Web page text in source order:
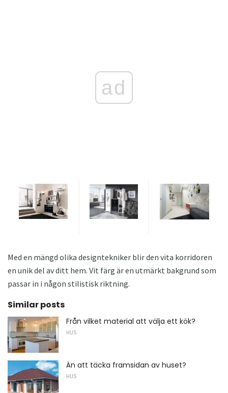
ad
Med en mängd olika designtekniker blir den vita korridoren
en unik del av ditt hem. Vit färg är en utmärkt bakgrund som
passar in i någon stilistisk riktning.
Similar posts
Från vilket material att välja ett kök?
HUS
Än att täcka framsidan av huset?
HUS